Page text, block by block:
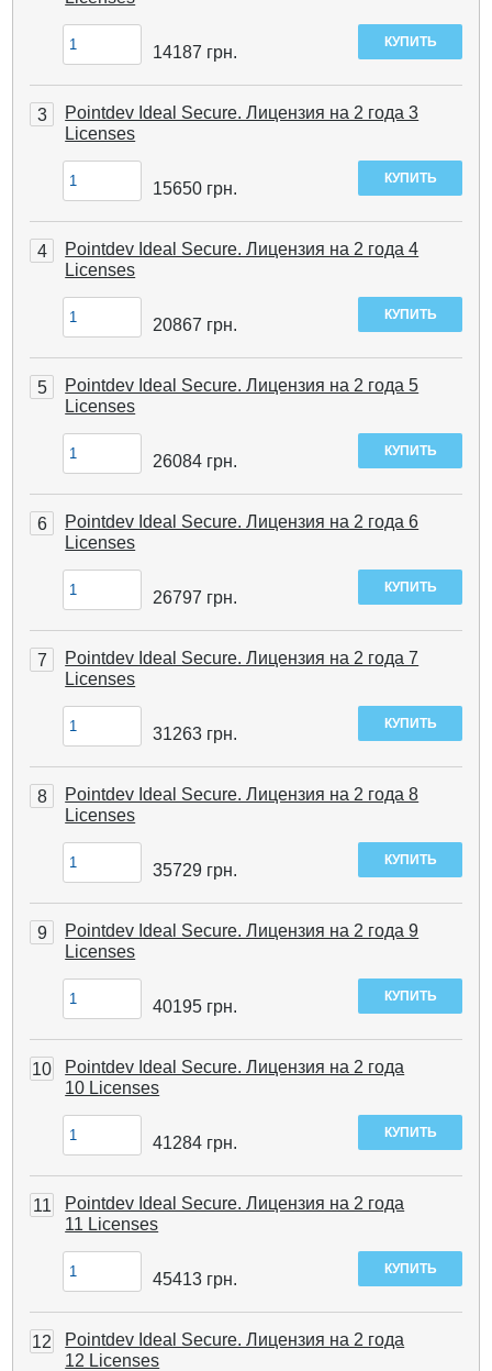
14187 грн.
3
Pointdev Ideal Secure. Лицензия на 2 года 3
Licenses
15650 грн.
4
Pointdev Ideal Secure. Лицензия на 2 года 4
Licenses
20867 грн.
5
Pointdev Ideal Secure. Лицензия на 2 года 5
Licenses
26084 грн.
6
Pointdev Ideal Secure. Лицензия на 2 года 6
Licenses
26797 грн.
7
Pointdev Ideal Secure. Лицензия на 2 года 7
Licenses
31263 грн.
8
Pointdev Ideal Secure. Лицензия на 2 года 8
Licenses
35729 грн.
9
Pointdev Ideal Secure. Лицензия на 2 года 9
Licenses
40195 грн.
10
Pointdev Ideal Secure. Лицензия на 2 года
10 Licenses
41284 грн.
11
Pointdev Ideal Secure. Лицензия на 2 года
11 Licenses
45413 грн.
12
Pointdev Ideal Secure. Лицензия на 2 года
12 Licenses